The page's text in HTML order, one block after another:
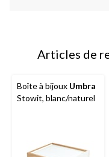
Articles de
Boîte à bijoux Umbra
Stowit, blanc/naturel